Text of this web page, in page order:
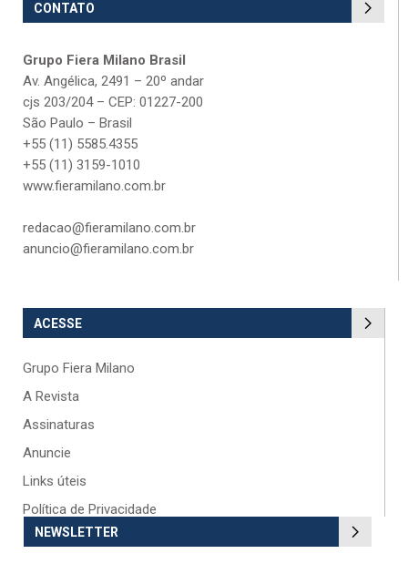
CONTATO
Grupo Fiera Milano Brasil
Av. Angélica, 2491 – 20º andar
cjs 203/204 – CEP: 01227-200
São Paulo – Brasil
+55 (11) 5585.4355
+55 (11) 3159-1010
www.fieramilano.com.br
redacao@fieramilano.com.br
anuncio@fieramilano.com.br
ACESSE
Grupo Fiera Milano
A Revista
Assinaturas
Anuncie
Links úteis
Política de Privacidade
NEWSLETTER